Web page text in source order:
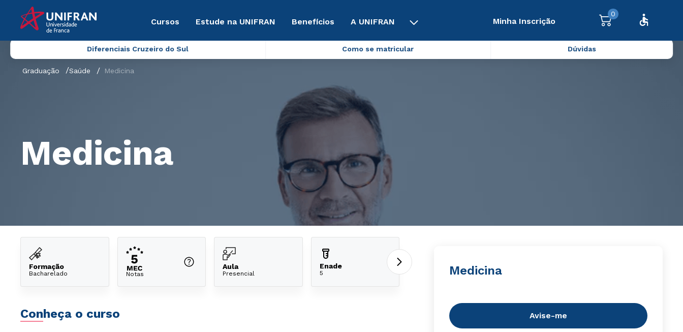
Cursos Estude na UNIFRAN Benefícios A UNIFRAN Minha Inscrição
0
Diferenciais Cruzeiro do Sul Como se matricular Dúvidas
Graduação Saúde Medicina
Medicina
Formação
Bacharelado Notas
Aula
Presencial
Enade
5
Conheça o curso
Medicina
Avise-me